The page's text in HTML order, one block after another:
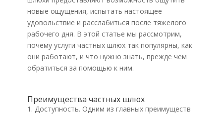
новые ощущения, испытать настоящее
удовольствие и расслабиться после тяжелого
рабочего дня. В этой статье мы рассмотрим,
почему услуги частных шлюх так популярны, как
они работают, и что нужно знать, прежде чем
обратиться за помощью к ним.
Преимущества частных шлюх
1. Доступность. Одним из главных преимуществ